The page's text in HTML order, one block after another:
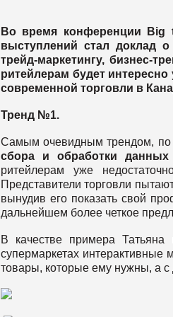
Во время конференции Big
выступлений стал доклад
трейд-маркетингу, бизнес-
ритейлерам будет
современной торговли в
Тренд №1.
Самым очевидным трендом, по
сбора и обработки данных
ритейлерам уже
Представители торговли
вынудив его показать свой
дальнейшем более четкое
В качестве примера
супермаркетах интерактивные
товары, которые ему нужны, а